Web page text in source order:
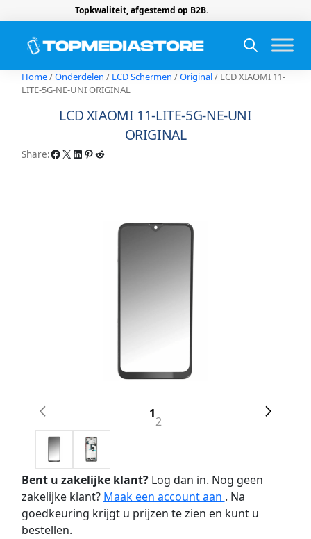
Topkwaliteit, afgestemd op B2B.
Home/Onderdelen / LCD Schermen /Original/ LCD XIAOMI 11-
LITE-5G-NE-UNI ORIGINAL
LCD XIAOMI 11-LITE-5G-NE-UNI
ORIGINAL
Share:Facebook X LinkedIn Pinterest Reddit
1
2
Bent u zakelijke klant?Log dan in. Nog geen
zakelijke klant? Maak een account aan . Na
goedkeuring krijgt u prijzen te zien en kunt u
bestellen.